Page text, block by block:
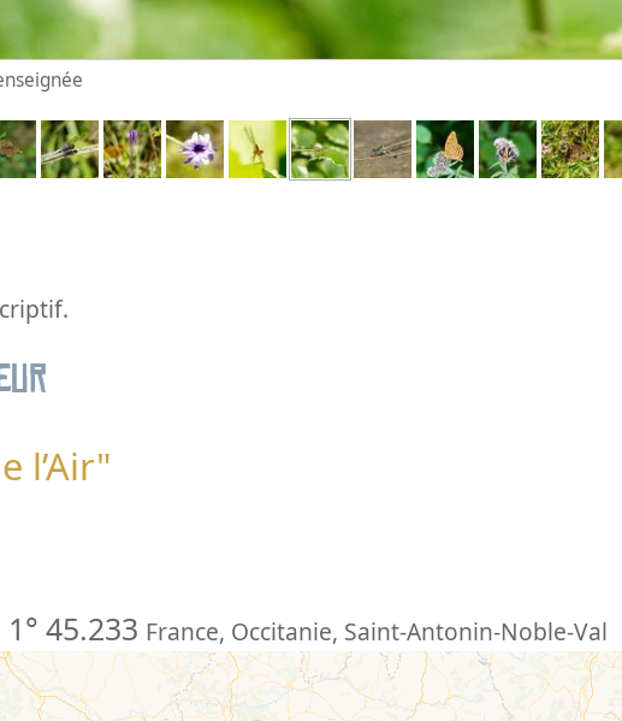
l’Air"
1° 45.233 France, Occitanie, Saint-Antonin-Noble-Val